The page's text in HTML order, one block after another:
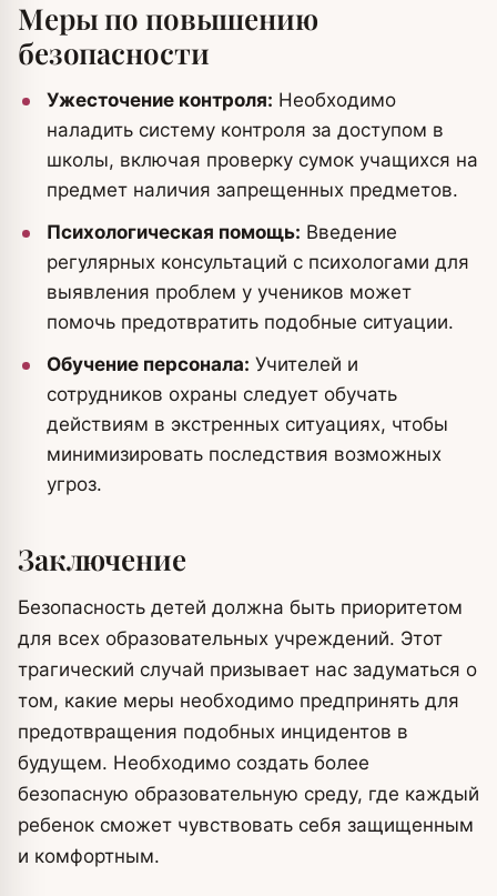
Меры по повышению
безопасности
Ужесточение контроля: Необходимо
наладить систему контроля за доступом в
школы, включая проверку сумок учащихся на
предмет наличия запрещенных предметов.
Психологическая помощь: Введение
регулярных консультаций с психологами для
выявления проблем у учеников может
помочь предотвратить подобные ситуации.
Обучение персонала: Учителей и
сотрудников охраны следует обучать
действиям в экстренных ситуациях, чтобы
минимизировать последствия возможных
угроз.
Заключение
Безопасность детей должна быть приоритетом
для всех образовательных учреждений. Этот
трагический случай призывает нас задуматься о
том, какие меры необходимо предпринять для
предотвращения подобных инцидентов в
будущем. Необходимо создать более
безопасную образовательную среду, где каждый
ребенок сможет чувствовать себя защищенным
и комфортным.